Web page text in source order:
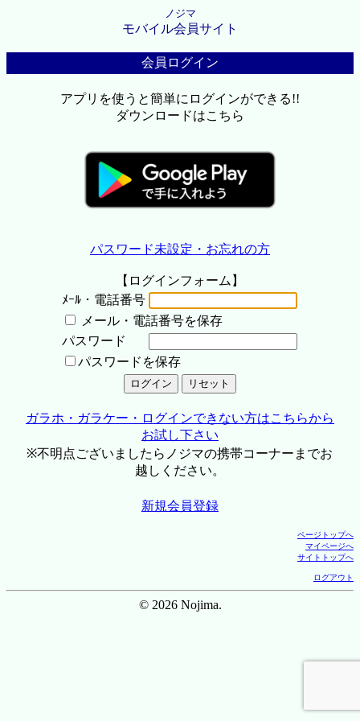
ノジマ
モバイル会員サイト
会員ログイン
アプリを使うと簡単にログインができる!!
ダウンロードはこちら
パスワード未設定・お忘れの方
【ログインフォーム】
ﾒｰﾙ・電話番号
メール・電話番号を保存
パスワード
パスワードを保存
ガラホ・ガラケー・ログインできない方はこちらから
お試し下さい
※不明点ございましたらノジマの携帯コーナーまでお
越しください。
新規会員登録
ページトップへ
マイページへ
サイトトップへ
ログアウト
© 2026 Nojima.